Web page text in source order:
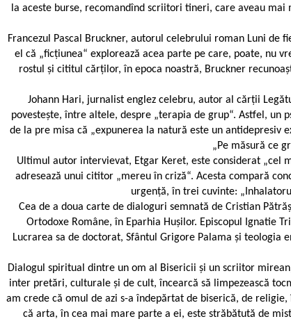
la aceste burse, recomandînd scriitori tineri, care aveau
Francezul Pascal Bruckner, autorul celebrului roman Luni
el că „ficțiunea“ explorează acea parte pe care, poate, nu
rostul și cititul cărților, în epoca noastră, Bruckner
Johann Hari, jurnalist englez celebru, autor al cărții
povestește, între altele, despre „terapia de grup“. Astfel,
de la pre misa că „expunerea la natură este un antidepresiv
„Pe măsură ce
Ultimul autor intervievat, Etgar Keret, este considerat „cel
adresează unui cititor „mereu în criză“. Acesta compară
urgență, în trei cuvinte:
Cea de a doua carte de dialoguri semnată de Cristian
Ortodoxe Române, în Eparhia Hușilor. Episcopul Ignatie
Lucrarea sa de doctorat, Sfântul Grigore Palama și teologia
Dialogul spiritual dintre un om al Bisericii și un scriitor
inter pretări, culturale și de cult, încearcă să limpezească
am crede că omul de azi s-a îndepărtat de biserică, de
că arta, în cea mai mare parte a ei, este străbătută de